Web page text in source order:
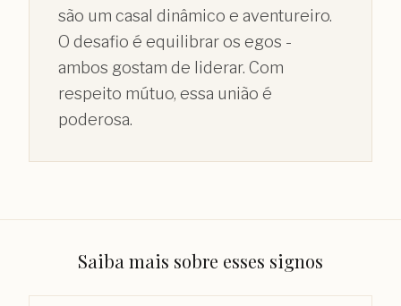
são um casal dinâmico e aventureiro.
O desafio é equilibrar os egos -
ambos gostam de liderar. Com
respeito mútuo, essa união é
poderosa.
Saiba mais sobre esses signos